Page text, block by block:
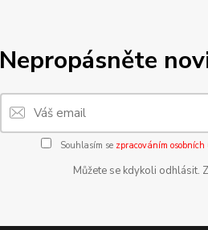
Nepropásněte
Souhlasím se zpracováním osobních
Můžete se kdykoli odhlásit.